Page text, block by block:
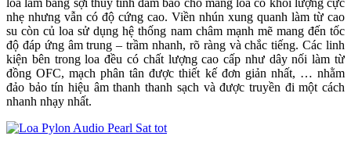
loa làm bằng sợi thủy tinh đảm bảo cho màng loa có khối lượng cực
nhẹ nhưng vẫn có độ cứng cao. Viền nhún xung quanh làm từ cao
su còn củ loa sử dụng hệ thống nam châm mạnh mẽ mang đến tốc
độ đáp ứng âm trung – trầm nhanh, rõ ràng và chắc tiếng. Các linh
kiện bên trong loa đều có chất lượng cao cấp như dây nối làm từ
đồng OFC, mạch phân tân được thiết kế đơn giản nhất, … nhằm
đảo bảo tín hiệu âm thanh thanh sạch và được truyền đi một cách
nhanh nhạy nhất.